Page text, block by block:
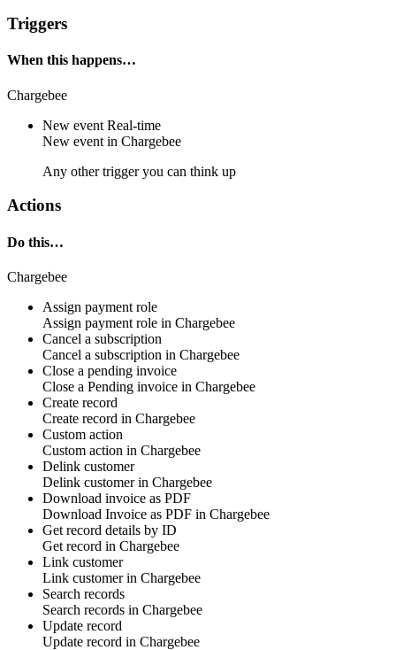
Triggers
When this happens…
Chargebee
New event Real-time
New event in Chargebee
Any other trigger you can think up
Actions
Do this…
Chargebee
Assign payment role
Assign payment role in Chargebee
Cancel a subscription
Cancel a subscription in Chargebee
Close a pending invoice
Close a Pending invoice in Chargebee
Create record
Create record in Chargebee
Custom action
Custom action in Chargebee
Delink customer
Delink customerin Chargebee
Download invoice as PDF
Download Invoice as PDF in Chargebee
Get record details by ID
Get record in Chargebee
Link customer
Link customerin Chargebee
Search records
Search records in Chargebee
Update record
Update record in Chargebee